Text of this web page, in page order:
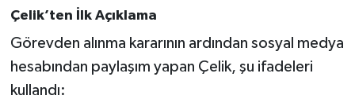
Çelik’ten İlk Açıklama
Görevden alınma kararının ardından sosyal medya
hesabından paylaşım yapan Çelik, şu ifadeleri
kullandı: